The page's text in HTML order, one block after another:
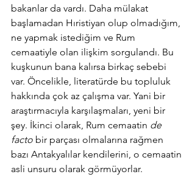
bakanlar da vardı. Daha mülakat
başlamadan Hıristiyan olup olmadığım,
ne yapmak istediğim ve Rum
cemaatiyle olan ilişkim sorgulandı. Bu
kuşkunun bana kalırsa birkaç sebebi
var. Öncelikle, literatürde bu topluluk
hakkında çok az çalışma var. Yani bir
araştırmacıyla karşılaşmaları, yeni bir
şey. İkinci olarak, Rum cemaatin de
facto bir parçası olmalarına rağmen
bazı Antakyalılar kendilerini, o cemaatin
asli unsuru olarak görmüyorlar.